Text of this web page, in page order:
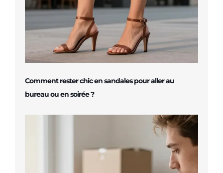
Comment rester chic en sandales pour aller au
bureau ou en soirée ?